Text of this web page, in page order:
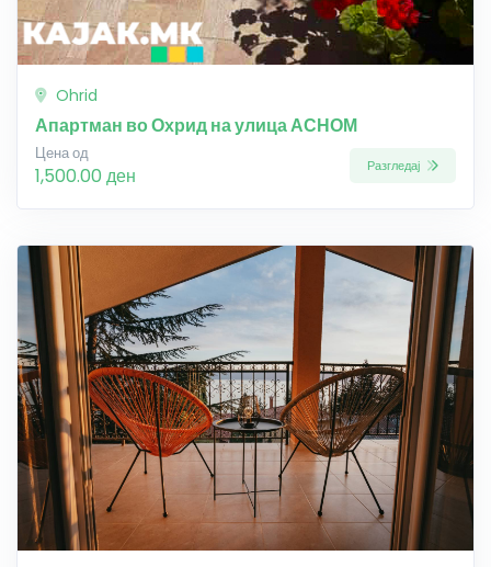
Ohrid
Апартман во Охрид на улица АСНОМ
Цена од
1,500.00 ден Разгледај